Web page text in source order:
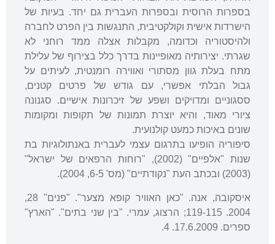
בספרות הרוסית ובספרות העברית גם יחד. בעיות של
הישרדות אישית וקולקטיבית, התנגשות בין הפרט לחברה
ולהיסטוריה וכדומה, מקבלות אצלה ממד רוחני לא
שגרתי. יצירותיה מאופיינות בדרך כלל בצירוף של עלילת
מתח בעלת גוון מסתורי ואווירה רומנטית, לעיתים על
גבול הבלתי אפשרי, עם גודש של פרטים קטנים,
ססגוניים ומדויקים ושפע של זיכרונות אישיים. סגנונה
ציורי מאוד, והיא יוצרת תמונות של תקופות ומקומות
שונים באיכות כמעט קולנועית.
סיפוריה הופיעו בתרגום עצמי לעברית באנתולוגיות בת
שנות "אלפיים" (2002), "רוחות הרפאים של ישראל"
(2003) ובכתב העת "נקודתיים" (מס' 6-5, 2004).
איסקובה, אנה. "כאן האוויר קופא מצער". "פנים" 28,
2004. 119-115; הרצוג, עמרי. "בין שני בתים". "הארץ"
ספרים. 17.6.2009. 4.